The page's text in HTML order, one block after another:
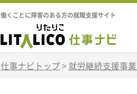
働くことに障害のある方の就職支援サイト
仕事ナビトップ> 就労継続支援事